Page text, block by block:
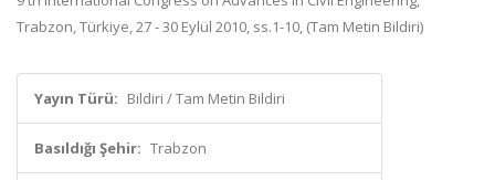
Trabzon, Türkiye, 27 - 30 Eylül 2010, ss.1-10, (Tam Metin Bildiri)
Yayın Türü: Bildiri / Tam Metin Bildiri
Basıldığı Şehir: Trabzon